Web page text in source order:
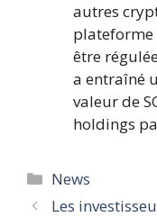
autres
plateforme
être
a entraîné
valeur de
holdings
Catégories
News
Les